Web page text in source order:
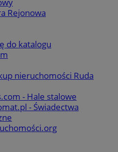
Rejonowa
do katalogu
nieruchomości Ruda
- Hale stalowe
- Świadectwa